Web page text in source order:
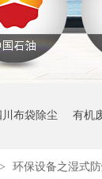
川布袋除尘 有机
> 环保设备之湿式